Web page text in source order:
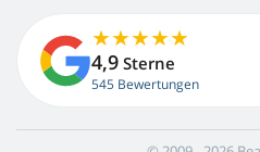
4,9 Sterne
545 Bewertungen